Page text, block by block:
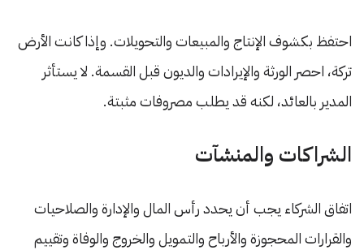
احتفظ بكشوف الإنتاج والمبيعات والتحويلات. وإذا كانت الأرض
تركة، احصر الورثة والإيرادات والديون قبل القسمة. لا يستأثر
المدير بالعائد، لكنه قد يطلب مصروفات مثبتة.
الشراكات والمنشآت
اتفاق الشركاء يجب أن يحدد رأس المال والإدارة والصلاحيات
والقرارات المحجوزة والأرباح والتمويل والخروج والوفاة وتقييم